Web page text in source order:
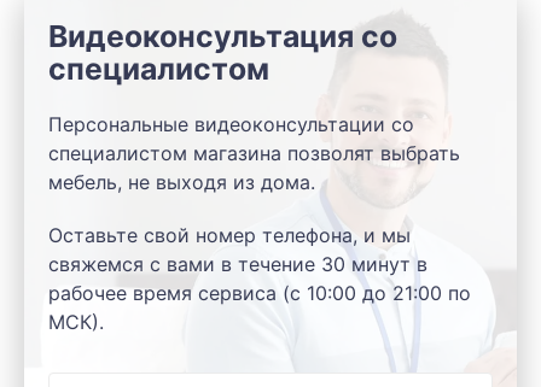
Видеоконсультация со
специалистом
Персональные видеоконсультации со
специалистом магазина позволят выбрать
мебель, не выходя из дома.
Оставьте свой номер телефона, и мы
свяжемся с вами в течение 30 минут в
рабочее время сервиса (с 10:00 до 21:00 по
МСК).